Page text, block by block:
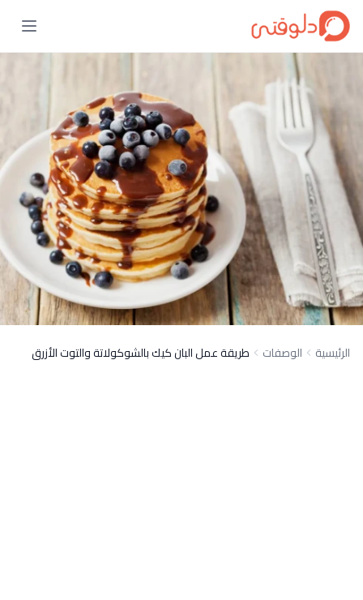
الرئيسية الوصفات طريقة عمل البان كيك بالشوكولاتة والتوت الأزرق